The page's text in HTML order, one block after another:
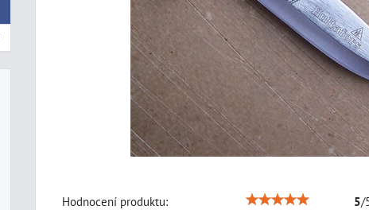
Hodnocení produktu: 5/